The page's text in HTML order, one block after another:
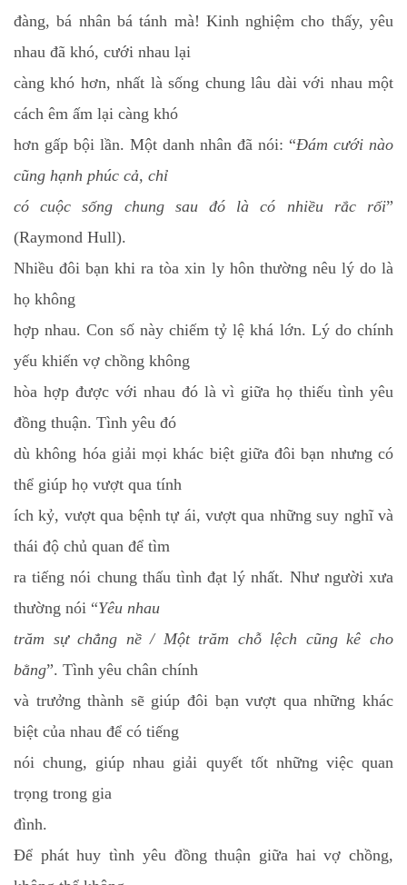
đàng, bá nhân bá tánh mà! Kinh nghiệm cho thấy, yêu
nhau đã khó, cưới nhau lại
càng khó hơn, nhất là sống chung lâu dài với nhau một
cách êm ấm lại càng khó
hơn gấp bội lần. Một danh nhân đã nói: “Đám cưới nào
cũng hạnh phúc cả, chỉ
có cuộc sống chung sau đó là có nhiều rắc rối”
(Raymond Hull).
Nhiều đôi bạn khi ra tòa xin ly hôn thường nêu lý do là
họ không
hợp nhau. Con số này chiếm tỷ lệ khá lớn. Lý do chính
yếu khiến vợ chồng không
hòa hợp được với nhau đó là vì giữa họ thiếu tình yêu
đồng thuận. Tình yêu đó
dù không hóa giải mọi khác biệt giữa đôi bạn nhưng có
thể giúp họ vượt qua tính
ích kỷ, vượt qua bệnh tự ái, vượt qua những suy nghĩ và
thái độ chủ quan để tìm
ra tiếng nói chung thấu tình đạt lý nhất. Như người xưa
thường nói “Yêu nhau
trăm sự chẳng nề / Một trăm chỗ lệch cũng kê cho
bằng”. Tình yêu chân chính
và trưởng thành sẽ giúp đôi bạn vượt qua những khác
biệt của nhau để có tiếng
nói chung, giúp nhau giải quyết tốt những việc quan
trọng trong gia
đình.
Để phát huy tình yêu đồng thuận giữa hai vợ chồng,